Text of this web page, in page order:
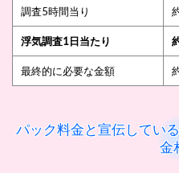
調査5時間当り
浮気調査1日当たり
最終的に必要な金額
パック料金と宣伝してい
金